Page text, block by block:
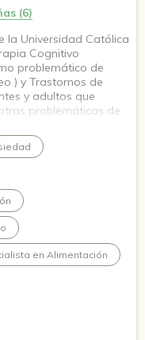
(6)
la Universidad Católica
Cognitivo
problemático de
) y Trastornos de
y adultos que
problemáticas de
en Alimentación